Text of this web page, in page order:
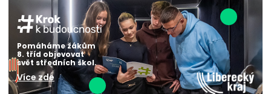
Pomáháme žákům
8. tříd objevovat
svět středních škol.
Více zde